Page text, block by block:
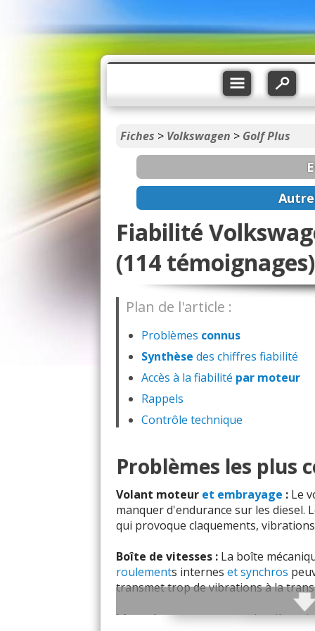
Fiches > Volkswagen > Golf Plus
Fiabilité
(114 témoignages)
Plan de l'article :
Problèmes connus
Synthèse des chiffres fiabilité
Accès à la fiabilité par moteur
Rappels
Contrôle technique
Problèmes les plus
Volant moteur et embrayage : Le
manquer d'endurance sur les diesel.
qui provoque claquements,
Boîte de vitesses : La boîte
roulements internes et synchros
transmet trop de vibrations à la
Lève-vitres et serrures :Les lève-